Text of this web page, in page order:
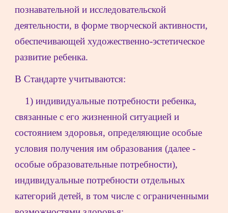
познавательной и исследовательской
деятельности, в форме творческой активности,
обеспечивающей художественно-эстетическое
развитие ребенка.
В Стандарте учитываются:
1) индивидуальные потребности ребенка,
связанные с его жизненной ситуацией и
состоянием здоровья, определяющие особые
условия получения им образования (далее -
особые образовательные потребности),
индивидуальные потребности отдельных
категорий детей, в том числе с ограниченными